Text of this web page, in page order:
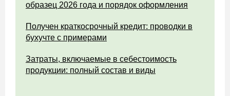
образец 2026 года и порядок оформления
Получен краткосрочный кредит: проводки в
бухучте с примерами
Затраты, включаемые в себестоимость
продукции: полный состав и виды